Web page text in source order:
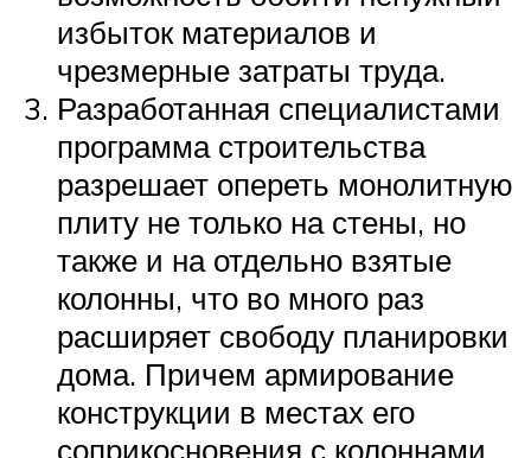
избыток материалов и
чрезмерные затраты труда.
Разработанная специалистами
программа строительства
разрешает опереть монолитную
плиту не только на стены, но
также и на отдельно взятые
колонны, что во много раз
расширяет свободу планировки
дома. Причем армирование
конструкции в местах его
соприкосновения с колоннами